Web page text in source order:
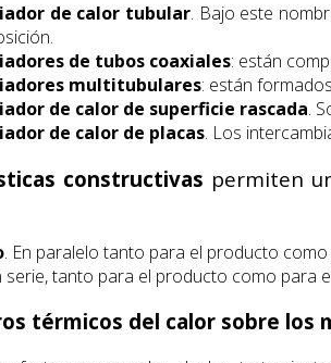
de calor tubular. Bajo este
de tubos coaxiales: están
multitubulares: están
de calor de superficie rascada.
de calor de placas. Los
constructivas permiten
. En paralelo tanto para el producto
serie, tanto para el producto como para
térmicos del calor sobre los